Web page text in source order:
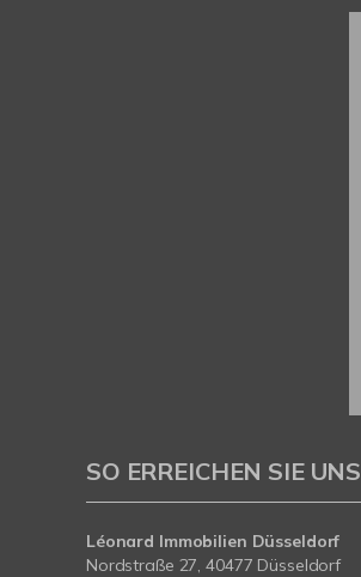
SO ERREICHEN SIE UNS
Léonard Immobilien Düsseldorf
Nordstraße 27, 40477 Düsseldorf